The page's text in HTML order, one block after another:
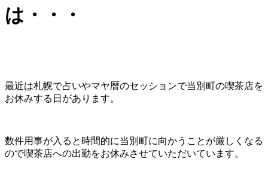
は・・・
最近は札幌で占いやマヤ暦のセッションで当別町の喫茶店を
お休みする日があります。
数件用事が入ると時間的に当別町に向かうことが厳しくなる
ので喫茶店への出勤をお休みさせていただいています。